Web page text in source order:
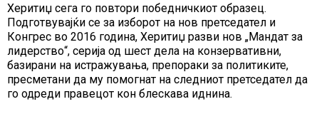
Херитиџ сега го повтори победничкиот образец.
Подготвувајќи се за изборот на нов претседател и
Конгрес во 2016 година, Херитиџ разви нов „Мандат за
лидерство“, серија од шест дела на конзервативни,
базирани на истражувања, препораки за политиките,
пресметани да му помогнат на следниот претседател да
го одреди правецот кон блескава иднина.